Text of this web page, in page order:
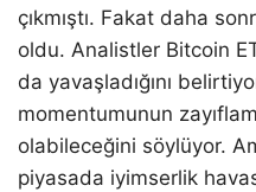
çıkmıştı. Fakat daha
oldu. Analistler Bitcoin
da yavaşladığını
momentumunun
olabileceğini söylüyor.
piyasada iyimserlik